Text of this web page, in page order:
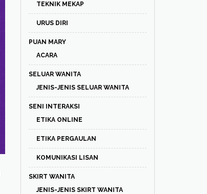
TEKNIK MEKAP
URUS DIRI
PUAN MARY
ACARA
SELUAR WANITA
JENIS-JENIS SELUAR WANITA
SENI INTERAKSI
ETIKA ONLINE
ETIKA PERGAULAN
KOMUNIKASI LISAN
SKIRT WANITA
JENIS-JENIS SKIRT WANITA